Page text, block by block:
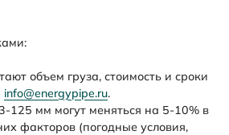
объем груза, стоимость и сроки
info@energypipe.ru.
125 мм могут меняться на 5-10% в
факторов (погодные условия,